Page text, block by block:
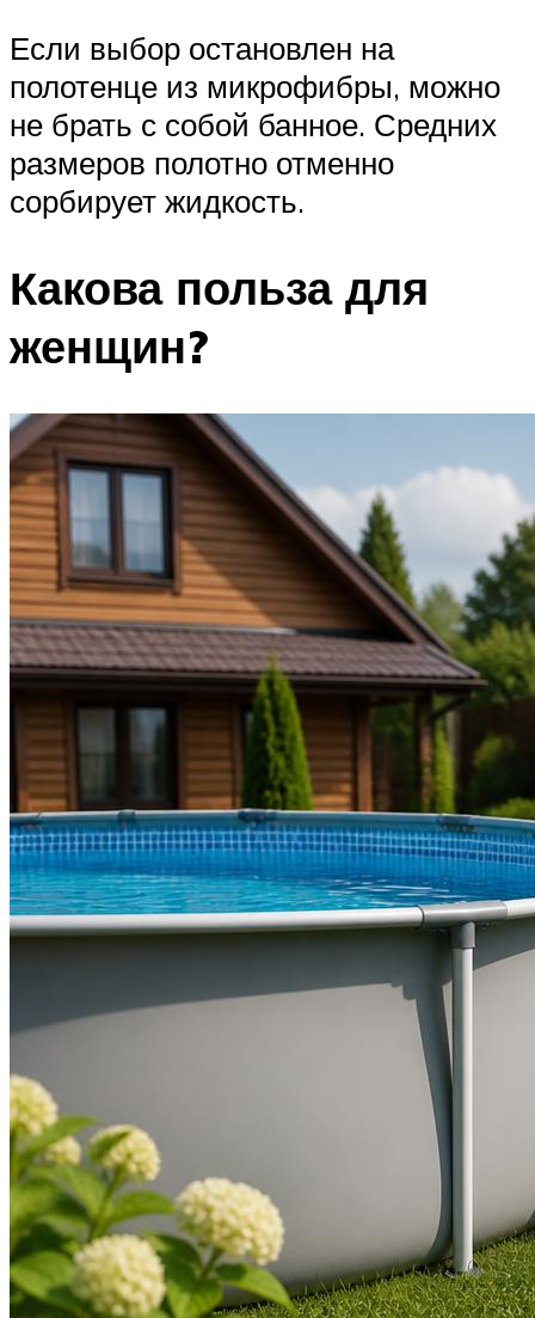
Если выбор остановлен на
полотенце из микрофибры, можно
не брать с собой банное. Средних
размеров полотно отменно
сорбирует жидкость.
Какова польза для
женщин?